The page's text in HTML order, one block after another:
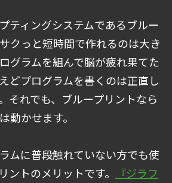
ティングシステムであるブルー
クっと短時間で作れるのは大き
グラムを組んで脳が疲れ果てた
どプログラムを書くのは正直し
それでも、ブループリントなら
動かせます。
ムに普段触れていない方でも使
ントのメリットです。
『ジラフ